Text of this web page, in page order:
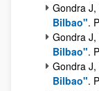
Gondra J,
Bilbao".
Gondra J,
Bilbao".
Gondra J,
Bilbao".